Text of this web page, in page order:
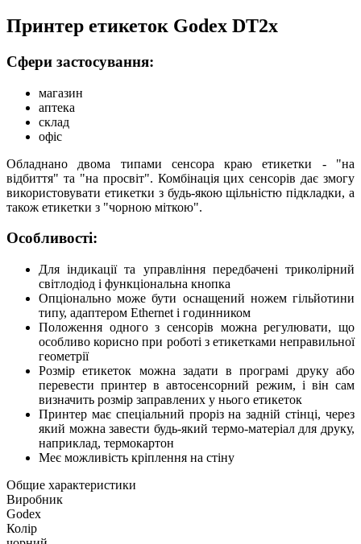
Принтер етикеток Godex DT2х
Сфери застосування:
магазин
аптека
склад
офіс
Обладнано двома типами сенсора краю етикетки - "на
відбиття" та "на просвіт". Комбінація цих сенсорів дає змогу
використовувати етикетки з будь-якою щільністю підкладки, а
також етикетки з "чорною міткою".
Особливості:
Для індикації та управління передбачені триколірний
світлодіод і функціональна кнопка
Опціонально може бути оснащений ножем гільйотини
типу, адаптером Ethernet і годинником
Положення одного з сенсорів можна регулювати, що
особливо корисно при роботі з етикетками неправильної
геометрії
Розмір етикеток можна задати в програмі друку або
перевести принтер в автосенсорний режим, і він сам
визначить розмір заправлених у нього етикеток
Принтер має спеціальний проріз на задній стінці, через
який можна завести будь-який термо-матеріал для друку,
наприклад, термокартон
Меє можливість кріплення на стіну
Общие характеристики
Виробник
Godex
Колір